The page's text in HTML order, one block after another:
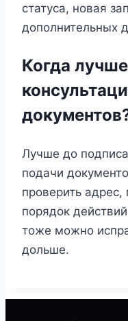
статуса, новая
дополнительных
Когда
Лучше до
подачи
проверить адрес,
порядок
тоже можно
дольше.